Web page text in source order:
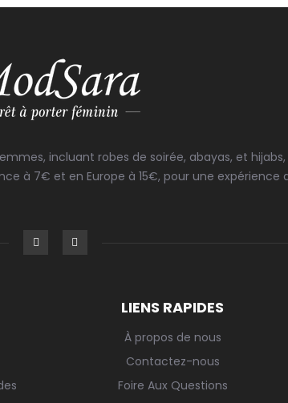
incluant robes de soirée, abayas, et
à 7€ et en Europe à 15€, pour une
LIENS RAPIDES
À propos de nous
Contactez-nous
Foire Aux Questions